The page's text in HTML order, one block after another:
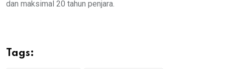
dan maksimal 20 tahun penjara.
Tags: